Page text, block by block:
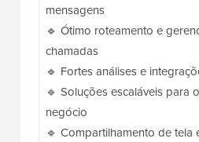
mensagens
🔹 Ótimo roteamento e
chamadas
🔹 Fortes análises e
🔹 Soluções escaláveis para
negócio
🔹 Compartilhamento de tela